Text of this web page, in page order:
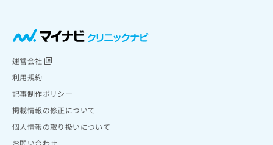
運営会社
利用規約
記事制作ポリシー
掲載情報の修正について
個人情報の取り扱いについて
お問い合わせ